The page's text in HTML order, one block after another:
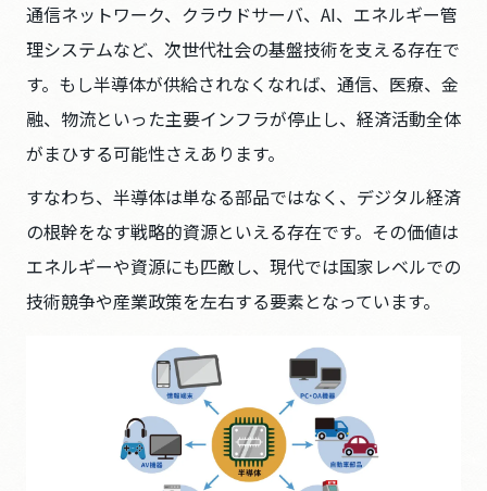
通信ネットワーク、クラウドサーバ、AI、エネルギー管
理システムなど、次世代社会の基盤技術を支える存在で
す。もし半導体が供給されなくなれば、通信、医療、金
融、物流といった主要インフラが停止し、経済活動全体
がまひする可能性さえあります。
すなわち、半導体は単なる部品ではなく、デジタル経済
の根幹をなす戦略的資源といえる存在です。その価値は
エネルギーや資源にも匹敵し、現代では国家レベルでの
技術競争や産業政策を左右する要素となっています。